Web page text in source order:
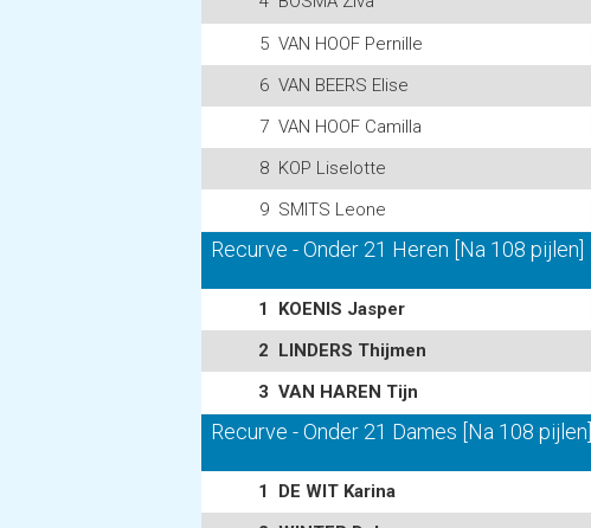
5 VAN HOOF Pernille
6 VAN BEERS Elise
7 VAN HOOF Camilla
8 KOP Liselotte
9 SMITS Leone
Recurve - Onder 21 Heren [Na 108 pijlen]
1
KOENIS Jasper
2 LINDERS Thijmen
3 VAN HAREN Tijn
Recurve - Onder 21 Dames [Na 108 pijlen]
1
DE WIT Karina